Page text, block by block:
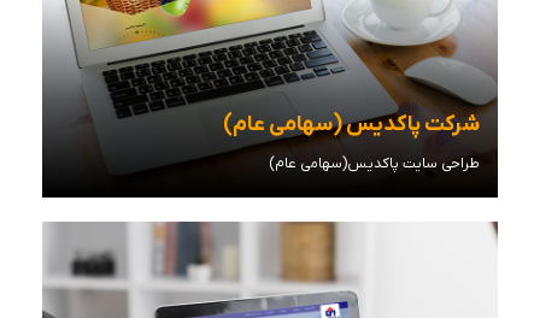
شرکت پاکدیس (سهامی عام)
طراحی سایت پاکدیس(سهامی عام)